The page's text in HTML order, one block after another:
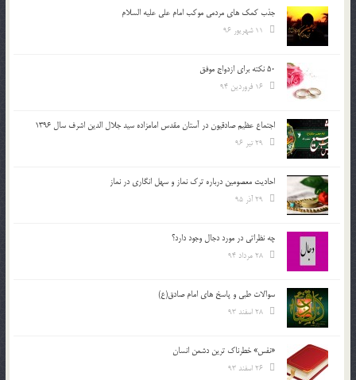
جذب کمک های مردمی موکب امام علی علیه السلام
50 نکته برای ازدواج موفق
اجتماع عظیم صادقیون در آستان مقدس امامزاده سید جلال الدین اشرف سال 1396
احادیث معصومین درباره ترک نماز و سهل انگاری در نماز
چه نظراتی در مورد دجال وجود دارد؟
سوالات طبی و پاسخ های امام صادق(ع)
«نفس» خطرناک ترین دشمن انسان